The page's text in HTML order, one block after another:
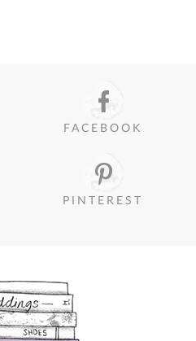
FACEBOOK
PINTEREST